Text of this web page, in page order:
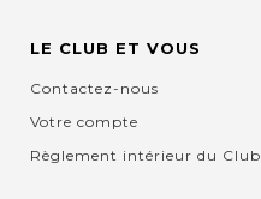
LE CLUB ET VOUS
Contactez-nous
Votre compte
Règlement intérieur du Club